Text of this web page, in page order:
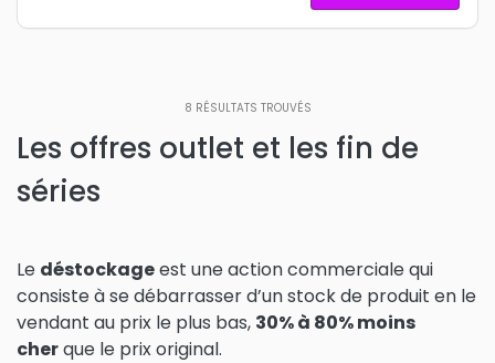
8 RÉSULTATS TROUVÉS
Les offres outlet et les fin de
séries
Le déstockageest une action commerciale qui
consiste à se débarrasser d’un stock de produit en le
vendant au prix le plus bas, 30% à 80% moins
cherque le prix original.